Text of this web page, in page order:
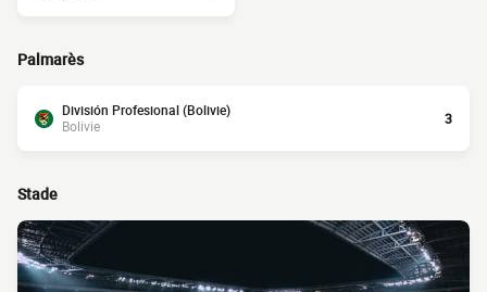
Palmarès
División Profesional (Bolivie)
Bolivie
3
Stade